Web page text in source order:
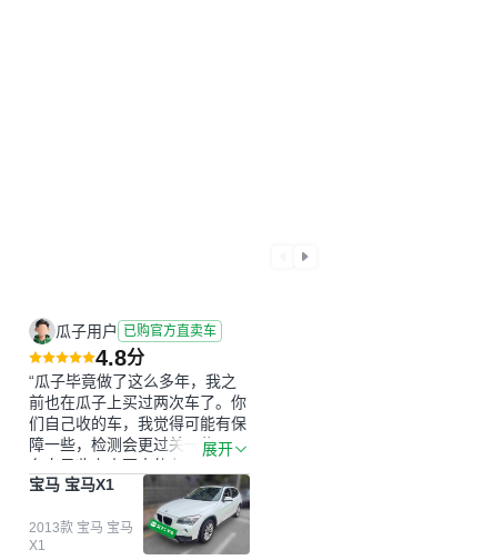
瓜子用户 已购官方直卖车
4.8分
“瓜子毕竟做了这么多年，我之
前也在瓜子上买过两次车了。你
们自己收的车，我觉得可能有保
障一些，检测会更过关一些。平
台自己收上来再卖的车，应该更
可靠。我买的是宝马X1，主要看
中它的价格和公里数比较合适。
另外，瓜子承诺无火烧、无事
故、无泡水、无调表，在平台自
展开
宝马 宝马X1
2013款 宝马 宝马
X1